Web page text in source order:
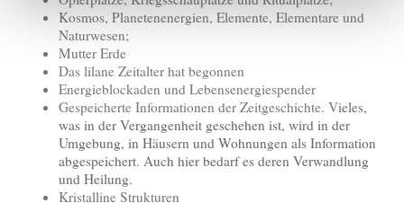
Kosmos, Planetenenergien, Elemente, Elementare und
Naturwesen;
Mutter Erde
Das lilane Zeitalter hat begonnen
Energieblockaden und Lebensenergiespender
Gespeicherte Informationen der Zeitgeschichte. Vieles,
was in der Vergangenheit geschehen ist, wird in der
Umgebung, in Häusern und Wohnungen als Information
abgespeichert. Auch hier bedarf es deren Verwandlung
und Heilung.
Kristalline Strukturen